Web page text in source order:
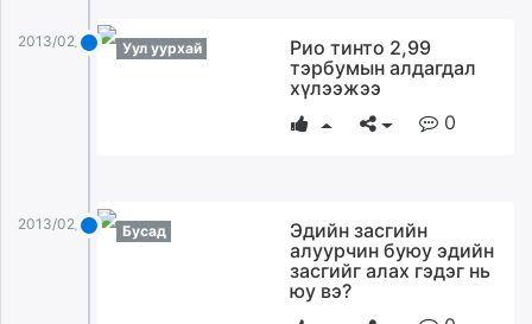
zarig.mn
unen.mn
2013/02/16 Уул уурхай
Рио тинто 2,99
тэрбумын алдагдал
хүлээжээ
0
2013/02/16 Бусад
Эдийн засгийн
алуурчин буюу эдийн
засгийг алах гэдэг нь
юу вэ?